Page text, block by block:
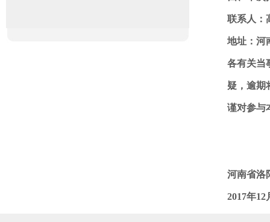
联系人：
地址：河
各有关当
疑，逾期
谨对参与
河南省洛
2017年12